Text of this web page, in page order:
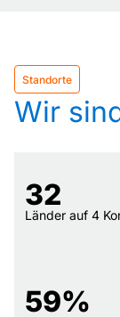
Standorte
Wir
32
Länder auf 4
59%